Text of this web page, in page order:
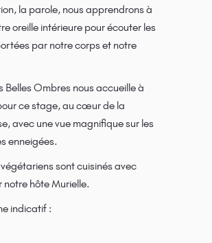
la parole, nous apprendrons à
oreille intérieure pour écouter les
par notre corps et notre
Belles Ombres nous accueille à
ce stage, au cœur de la
avec une vue magnifique sur les
enneigées.
sont cuisinés avec
notre hôte Murielle.
indicatif :